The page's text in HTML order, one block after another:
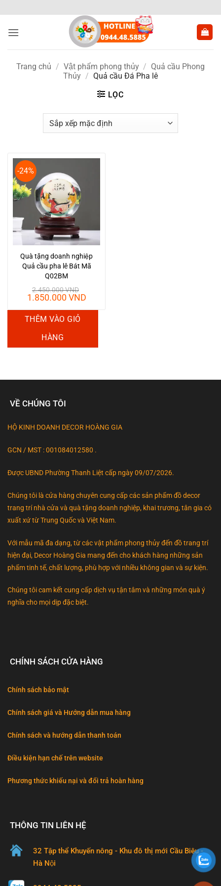
qua
nội
Trang chủ / Vật phẩm phong thủy / Quả cầu Phong
Thủy / Quả cầu Đá Pha lê
LỌC
-24%
Quà tặng doanh nghiệp
Quả cầu pha lê Bát Mã
Q02BM
2.450.000VND
Giá
là:
2.450.000 VND.
1.850.000VNDGiá
THÊM VÀO GIỎ
HÀNG
VỀ CHÚNG TÔI
HỘ KINH DOANH DECOR HOÀNG GIA
GCN / MST : 001084012580 .
Được UBND Phường Thanh Liệt cấp ngày 09/07/2026.
Chúng tôi là cửa hàng chuyên cung cấp các sản phẩm đồ decor
trang trí nhà cửa và quà tặng doanh nghiệp, khai trương, tân gia có
xuất xứ từ Trung Quốc và Việt Nam.
Với mẫu mã đa dạng, từ các vật phẩm phong thủy đến đồ trang trí
hiện đại, Decor Hoàng Gia mang đến cho khách hàng những sản
phẩm tinh tế, chất lượng, phù hợp với nhiều không gian và sự kiện.
Chúng tôi cam kết cung cấp dịch vụ tận tâm và những món quà ý
nghĩa cho mọi dịp đặc biệt.
CHÍNH SÁCH CỬA HÀNG
Chính sách bảo mật
Chính sách giá và Hướng dẫn mua hàng
Chính sách và hướng dẫn thanh toán
Điều kiện hạn chế trên website
Phương thức khiếu nại và đổi trả hoàn hàng
THÔNG TIN LIÊN HỆ
32 Tập thể Khuyến nông - Khu đô thị mới Cầu Biêu -
Hà Nội